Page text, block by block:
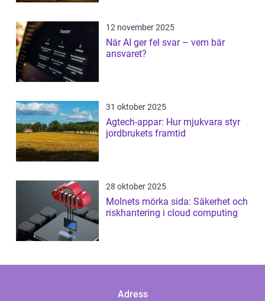
12 november 2025
När AI ger fel svar – vem bär
ansvaret?
31 oktober 2025
Agtech-appar: Hur mjukvara styr
jordbrukets framtid
28 oktober 2025
Molnets mörka sida: Säkerhet och
riskhantering i cloud computing
Adress